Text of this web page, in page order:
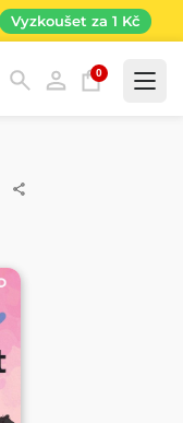
Vyzkoušet za 1 Kč
0